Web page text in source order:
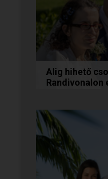
Alig hihető
Randivonalon
Teodóra és
könnyebb utat
hanem a
minden
egyre